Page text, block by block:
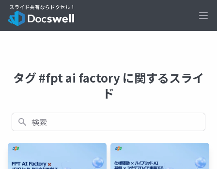
タグ #fpt ai factory に関するスライ
ド
検索